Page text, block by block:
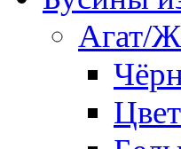
Агат/